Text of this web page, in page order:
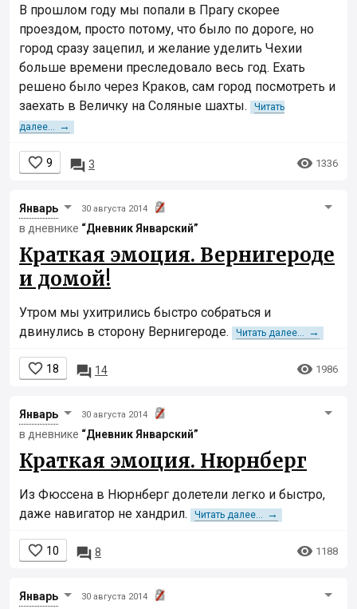
В прошлом году мы попали в Прагу скорее
проездом, просто потому, что было по дороге, но
город сразу зацепил, и желание уделить Чехии
больше времени преследовало весь год. Ехать
решено было через Краков, сам город посмотреть и
заехать в Величку на Соляные шахты.
Читать
далее... →
 9  3  1336
Январь 30 августа 2014
в дневнике “Дневник Январcкий”
Краткая эмоция. Вернигероде
и домой!
Утром мы ухитрились быстро собраться и
двинулись в сторону Вернигероде.
Читать далее... →
 18  14  1986
Январь 30 августа 2014
в дневнике “Дневник Январcкий”
Краткая эмоция. Нюрнберг
Из Фюссена в Нюрнберг долетели легко и быстро,
даже навигатор не хандрил.
Читать далее... →
 10  8  1188
Январь 30 августа 2014